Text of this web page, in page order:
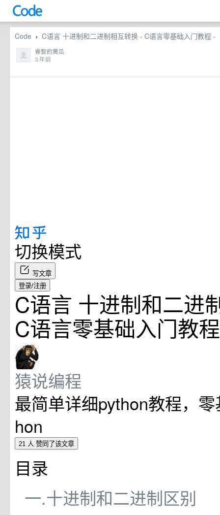
Code › C语言 十进制和二进制相互转换 - C语言零基础入门教程 -
睿智的黄瓜
3 年前
切换模式
写文章
登录/注册
C语言 十进制和二进
C语言零基础入门教程
猿说编程
最简单详细python教程，
hon
21 人 赞同了该文章
目录
一.十进制和二进制区别